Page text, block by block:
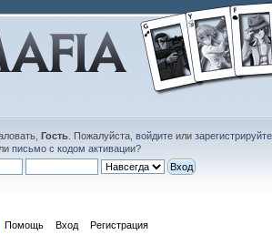
Гость. Пожалуйста, войдитеили
письмо с кодом активации?
Помощь Вход Регистрация